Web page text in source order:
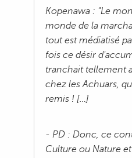
Kopenawa : "Le
monde de la
tout est médiatisé
fois ce désir
tranchait tellement
chez les Achuars,
remis ! […]
- PD : Donc, ce
Culture ou Nature